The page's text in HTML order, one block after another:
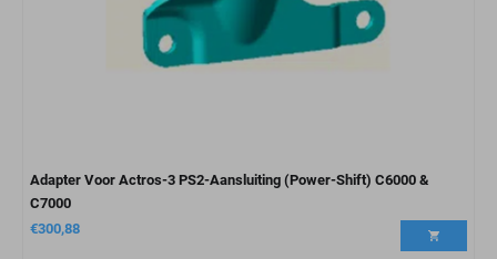
Adapter Voor Actros-3 PS2-Aansluiting (Power-Shift) C6000 &
C7000
€300,88